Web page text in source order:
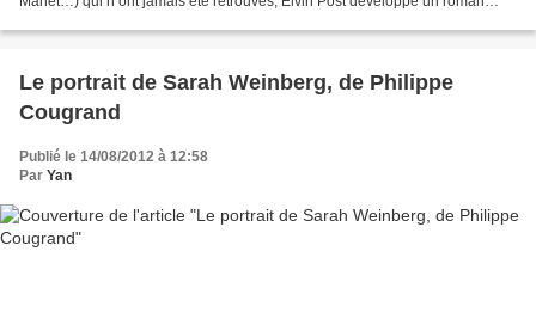
Le portrait de Sarah Weinberg, de Philippe
Cougrand
Publié le 14/08/2012 à 12:58
Par Yan